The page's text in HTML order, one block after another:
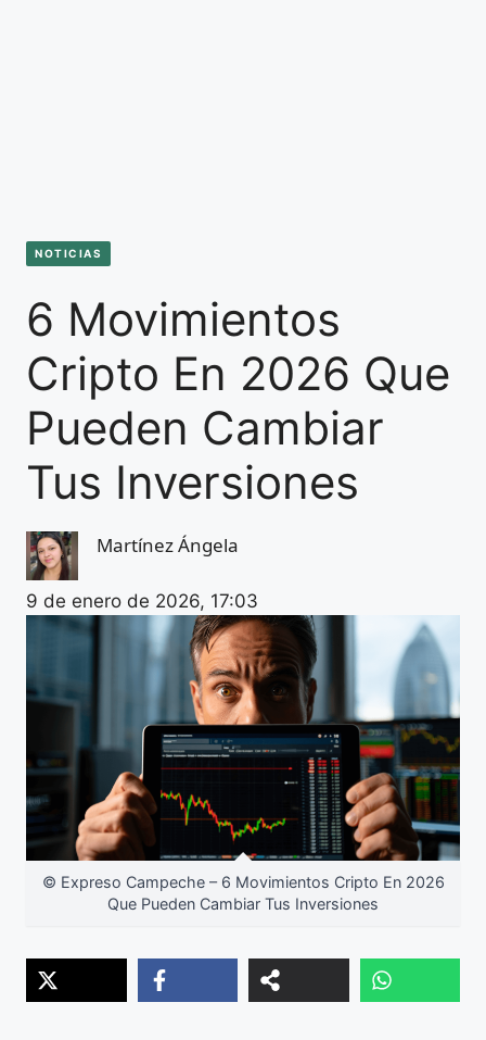
NOTICIAS
6 Movimientos
Cripto En 2026 Que
Pueden Cambiar
Tus Inversiones
Martínez Ángela
9 de enero de 2026, 17:03
© Expreso Campeche – 6 Movimientos Cripto En 2026
Que Pueden Cambiar Tus Inversiones